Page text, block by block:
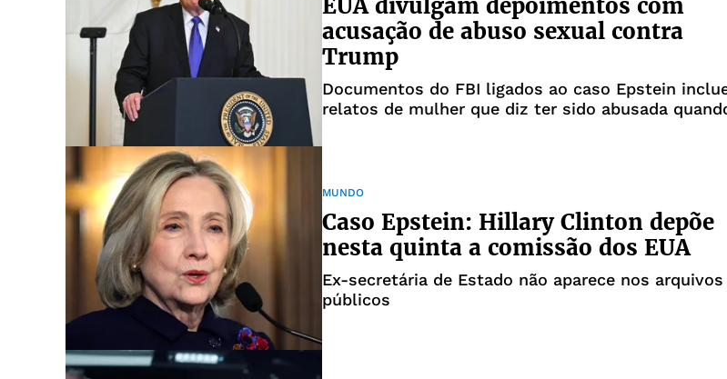
EUA divulgam depoimentos com
acusação de abuso sexual contra
Trump
Documentos do FBI ligados ao caso Epstein
relatos de mulher que diz ter sido abusada
MUNDO
Caso Epstein: Hillary Clinton depõe
nesta quinta a comissão dos EUA
Ex-secretária de Estado não aparece nos arquivos
públicos